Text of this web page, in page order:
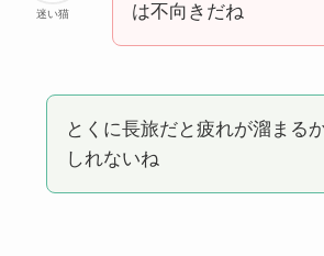
迷い猫
は不向きだね
とくに長旅だと疲れが溜まる
しれないね